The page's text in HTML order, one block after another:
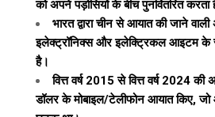
को अपने पड़ोसियों के बीच पुनर्वितरित करता
भारत द्वारा चीन से आयात की जाने
इलेक्ट्रॉनिक्स और इलेक्ट्रिकल आइटम के
है।
वित्त वर्ष 2015 से वित्त वर्ष 2024
डॉलर के मोबाइल/टेलीफोन आयात किए, जो